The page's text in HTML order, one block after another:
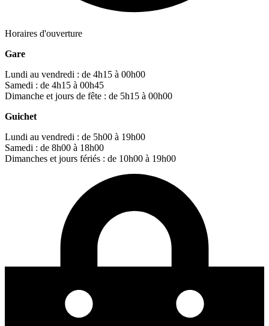
Horaires d'ouverture
Gare
Lundi au vendredi : de 4h15 à 00h00
Samedi : de 4h15 à 00h45
Dimanche et jours de fête : de 5h15 à 00h00
Guichet
Lundi au vendredi : de 5h00 à 19h00
Samedi : de 8h00 à 18h00
Dimanches et jours fériés : de 10h00 à 19h00